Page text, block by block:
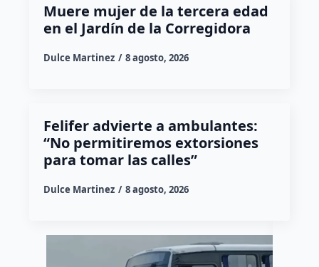
Muere mujer de la tercera edad
en el Jardín de la Corregidora
Dulce Martinez 8 agosto, 2026
Felifer advierte a ambulantes:
“No permitiremos extorsiones
para tomar las calles”
Dulce Martinez 8 agosto, 2026